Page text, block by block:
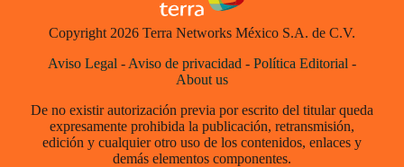
Copyright 2026 Terra Networks México S.A. de C.V.
Aviso Legal - Aviso de privacidad - Política Editorial -
About us
De no existir autorización previa por escrito del titular queda
expresamente prohibida la publicación, retransmisión,
edición y cualquier otro uso de los contenidos, enlaces y
demás elementos componentes.